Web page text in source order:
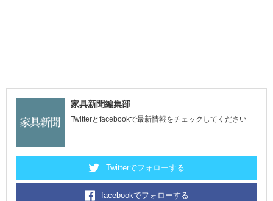
家具新聞編集部
Twitterとfacebookで最新情報をチェックしてください
Twitterでフォローする
facebookでフォローする